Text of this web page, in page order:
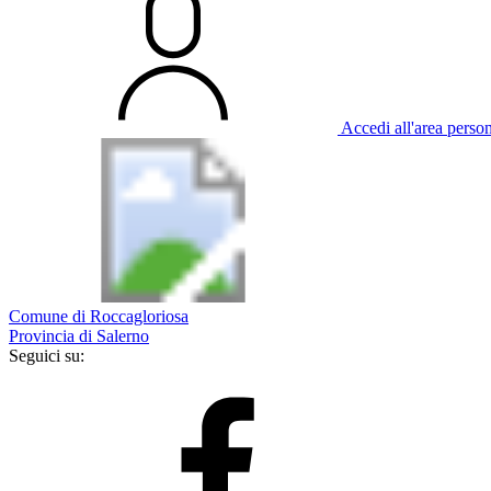
Accedi all'area
Comune di Roccagloriosa
Provincia di Salerno
Seguici su: